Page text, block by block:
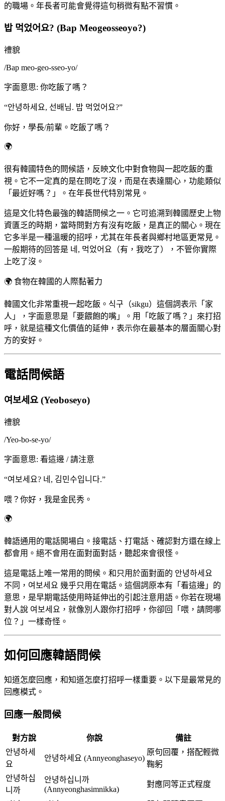
的職場。年長者可能會覺得這句稍微有點不習慣。
밥 먹었어요? (Bap Meogeosseoyo?)
禮貌
/Bap meo-geo-sseo-yo/
字面意思: 你吃飯了嗎？
“안녕하세요, 선배님. 밥 먹었어요?”
你好，學長/前輩。吃飯了嗎？
🌍
很有韓國特色的問候語，反映文化中對食物與一起吃飯的重
視。它不一定真的是在問吃了沒，而是在表達關心，功能類似
「最近好嗎？」。在年長世代特別常見。
這是文化特色最強的韓語問候之一。它可追溯到韓國歷史上物
資匱乏的時期，當時問對方有沒有吃飯，是真正的關心。現在
它多半是一種溫暖的招呼，尤其在年長者與鄉村地區更常見。
一般期待的回答是 네, 먹었어요（有，我吃了），不管你實際
上吃了沒。
🌍 食物在韓國的人際黏著力
韓國文化非常重視一起吃飯。식구（sikgu）這個詞表示「家
人」，字面意思是「要餵飽的嘴」。用「吃飯了嗎？」來打招
呼，就是這種文化價值的延伸，表示你在最基本的層面關心對
方的安好。
電話問候語
여보세요 (Yeoboseyo)
禮貌
/Yeo-bo-se-yo/
字面意思: 看這邊 / 請注意
“여보세요? 네, 김민수입니다.”
喂？你好，我是金民秀。
🌍
韓語通用的電話開場白。接電話、打電話、確認對方還在線上
都會用。絕不會用在面對面對話，聽起來會很怪。
這是電話上唯一常用的問候。和只用於面對面的 안녕하세요
不同，여보세요 幾乎只用在電話。這個詞原本有「看這邊」的
意思，是早期電話使用時延伸出的引起注意用語。你若在現場
對人說 여보세요，就像別人跟你打招呼，你卻回「喂，請問哪
位？」一樣奇怪。
如何回應韓語問候
知道怎麼回應，和知道怎麼打招呼一樣重要。以下是最常見的
回應模式。
回應一般問候
對方說 你說
備註
안녕하세
요
안녕하세요 (Annyeonghaseyo)
原句回覆，搭配輕微
鞠躬
안녕하십
니까
안녕하십니까
(Annyeonghasimnikka)
對應同等正式程度